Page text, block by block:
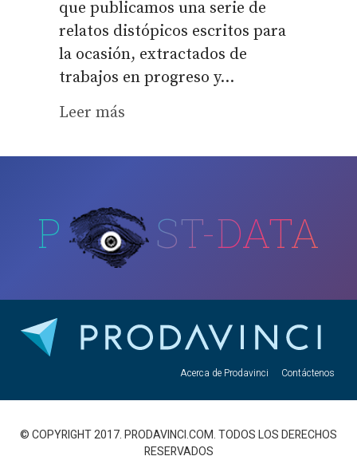
que publicamos una serie de
relatos distópicos escritos para
la ocasión, extractados de
trabajos en progreso y...
Leer más
P ST-DATA
Acerca de Prodavinci Contáctenos
© COPYRIGHT 2017. PRODAVINCI.COM. TODOS LOS DERECHOS
RESERVADOS